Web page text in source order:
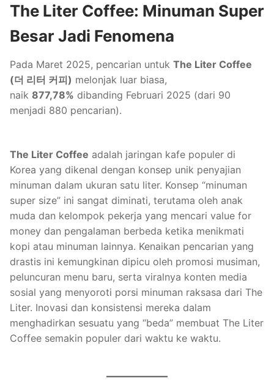
The Liter Coffee: Minuman Super
Besar Jadi Fenomena
Pada Maret 2025, pencarian untuk The Liter Coffee
(더 리터 커피) melonjak luar biasa,
naik 877,78% dibanding Februari 2025 (dari 90
menjadi 880 pencarian).
The Liter Coffee adalah jaringan kafe populer di
Korea yang dikenal dengan konsep unik penyajian
minuman dalam ukuran satu liter. Konsep “minuman
super size” ini sangat diminati, terutama oleh anak
muda dan kelompok pekerja yang mencari value for
money dan pengalaman berbeda ketika menikmati
kopi atau minuman lainnya. Kenaikan pencarian yang
drastis ini kemungkinan dipicu oleh promosi musiman,
peluncuran menu baru, serta viralnya konten media
sosial yang menyoroti porsi minuman raksasa dari The
Liter. Inovasi dan konsistensi mereka dalam
menghadirkan sesuatu yang “beda” membuat The Liter
Coffee semakin populer dari waktu ke waktu.